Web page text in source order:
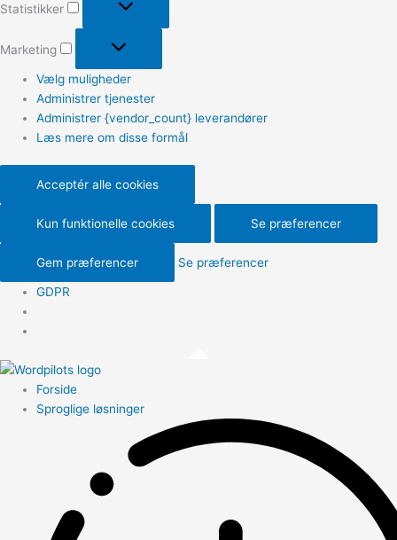
Statistikker
Marketing
Vælg muligheder
Administrer tjenester
Administrer {vendor_count} leverandører
Læs mere om disse formål
Acceptér alle cookies
Kun funktionelle cookies Se præferencer
Gem præferencer Se præferencer
GDPR
Forside
Sproglige løsninger